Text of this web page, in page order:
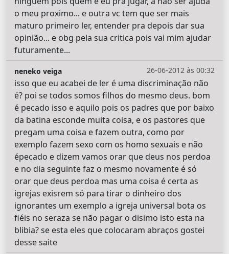
o meu proximo... e outra vc tem que ser mais
maturo primeiro ler, entender pra depois dar sua
opinião... e obg pela sua critica pois vai mim ajudar
futuramente...
26-06-2012 às 00:32
neneko veiga
isso que eu acabei de ler é uma discriminação não
é? poi se todos somos filhos do mesmo deus. bom
é pecado isso e aquilo pois os padres que por baixo
da batina esconde muita coisa, e os pastores que
pregam uma coisa e fazem outra, como por
exemplo fazem sexo com os homo sexuais e não
épecado e dizem vamos orar que deus nos perdoa
e no dia seguinte faz o mesmo novamente é só
orar que deus perdoa mas uma coisa é certa as
igrejas exisrem só para tirar o dinheiro dos
ignorantes um exemplo a igreja universal bota os
fiéis no seraza se não pagar o disimo isto esta na
blibia? se esta eles que colocaram abraços gostei
desse saite